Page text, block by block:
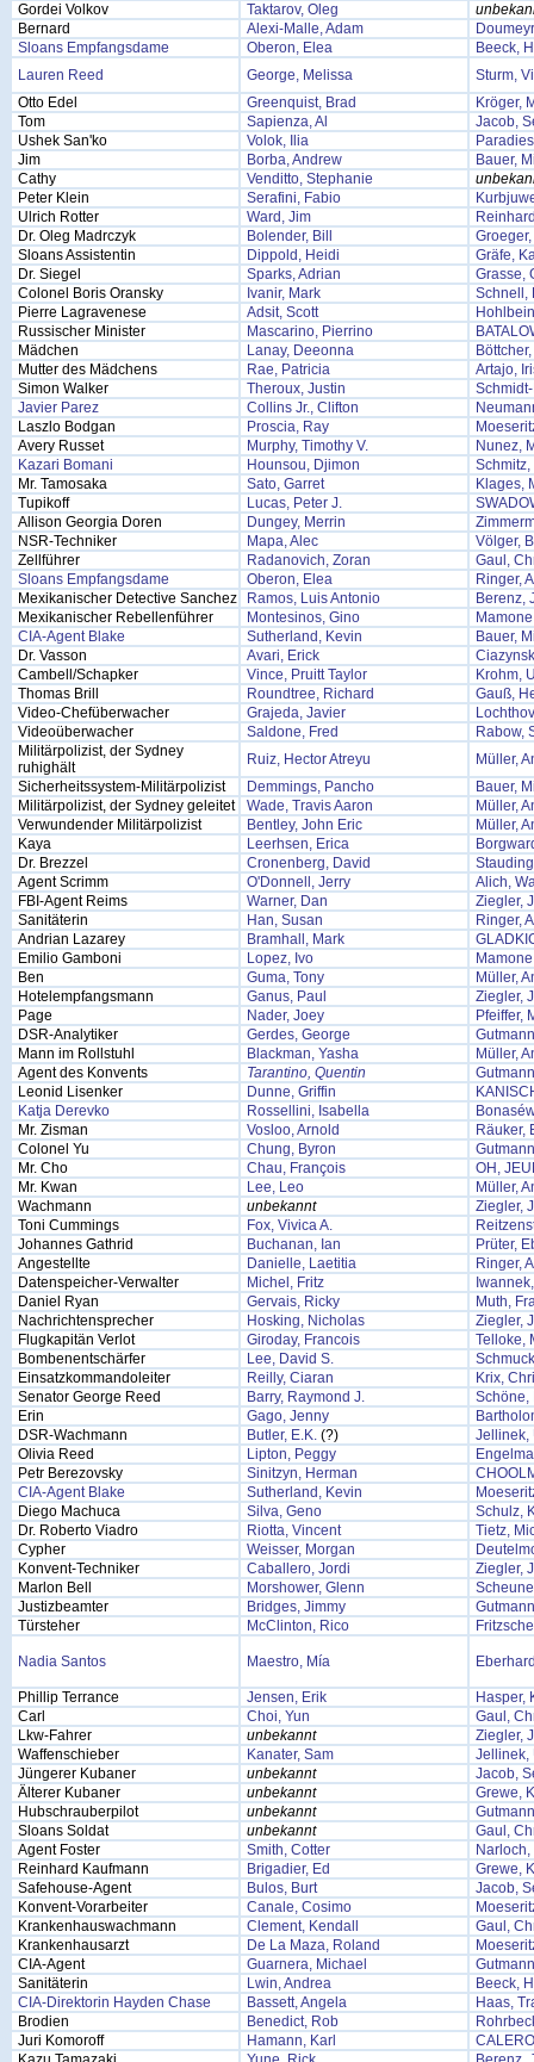
Gordei Volkov
Taktarov, Oleg
Bernard
Alexi-Malle, Adam
Sloans Empfangsdame
Oberon, Elea
Beeck,
Lauren Reed
George, Melissa
Sturm,
Otto Edel
Greenquist, Brad
Kröger,
Tom
Sapienza, Al
Jacob,
Ushek San'ko
Volok, Ilia
Jim
Borba, Andrew
Bauer,
Cathy
Venditto, Stephanie
Peter Klein
Serafini, Fabio
Ulrich Rotter
Ward, Jim
Dr. Oleg Madrczyk
Bolender, Bill
Sloans Assistentin
Dippold, Heidi
Gräfe,
Dr. Siegel
Sparks, Adrian
Grasse,
Colonel Boris Oransky
Ivanir, Mark
Schnell,
Pierre Lagravenese
Adsit, Scott
Russischer Minister
Mascarino, Pierrino
Mädchen
Lanay, Deeonna
Mutter des Mädchens
Rae, Patricia
Artajo,
Simon Walker
Theroux, Justin
Javier Parez
Collins Jr., Clifton
Laszlo Bodgan
Proscia, Ray
Avery Russet
Murphy, Timothy V.
Nunez,
Kazari Bomani
Hounsou, Djimon
Schmitz,
Mr. Tamosaka
Sato, Garret
Klages,
Tupikoff
Lucas, Peter J.
Allison Georgia Doren
Dungey, Merrin
NSR-Techniker
Mapa, Alec
Völger,
Zellführer
Radanovich, Zoran
Gaul,
Sloans Empfangsdame
Oberon, Elea
Ringer,
Mexikanischer Detective Sanchez
Ramos, Luis Antonio
Berenz,
Mexikanischer Rebellenführer
Montesinos, Gino
CIA-Agent Blake
Sutherland, Kevin
Bauer,
Dr. Vasson
Avari, Erick
Cambell/Schapker
Vince, Pruitt Taylor
Krohm,
Thomas Brill
Roundtree, Richard
Gauß,
Video-Chefüberwacher
Grajeda, Javier
Videoüberwacher
Saldone, Fred
Rabow,
Militärpolizist, der Sydney
ruhighält
Ruiz, Hector Atreyu
Müller,
Sicherheitssystem-Militärpolizist
Demmings, Pancho
Bauer,
Militärpolizist, der Sydney geleitet
Wade, Travis Aaron
Müller,
Verwundender Militärpolizist
Bentley, John Eric
Müller,
Kaya
Leerhsen, Erica
Dr. Brezzel
Cronenberg, David
Agent Scrimm
O'Donnell, Jerry
Alich,
FBI-Agent Reims
Warner, Dan
Ziegler,
Sanitäterin
Han, Susan
Ringer,
Andrian Lazarey
Bramhall, Mark
Emilio Gamboni
Lopez, Ivo
Ben
Guma, Tony
Müller,
Hotelempfangsmann
Ganus, Paul
Ziegler,
Page
Nader, Joey
Pfeiffer,
DSR-Analytiker
Gerdes, George
Mann im Rollstuhl
Blackman, Yasha
Müller,
Agent des Konvents
Tarantino, Quentin
Leonid Lisenker
Dunne, Griffin
Katja Derevko
Rossellini, Isabella
Mr. Zisman
Vosloo, Arnold
Räuker,
Colonel Yu
Chung, Byron
Mr. Cho
Chau, François
OH,
Mr. Kwan
Lee, Leo
Müller,
Wachmann
unbekannt
Ziegler,
Toni Cummings
Fox, Vivica A.
Johannes Gathrid
Buchanan, Ian
Prüter,
Angestellte
Danielle, Laetitia
Ringer,
Datenspeicher-Verwalter
Michel, Fritz
Daniel Ryan
Gervais, Ricky
Muth,
Nachrichtensprecher
Hosking, Nicholas
Ziegler,
Flugkapitän Verlot
Giroday, Francois
Telloke,
Bombenentschärfer
Lee, David S.
Einsatzkommandoleiter
Reilly, Ciaran
Krix,
Senator George Reed
Barry, Raymond J.
Schöne,
Erin
Gago, Jenny
DSR-Wachmann
Butler, E.K. (?)
Jellinek,
Olivia Reed
Lipton, Peggy
Petr Berezovsky
Sinitzyn, Herman
CIA-Agent Blake
Sutherland, Kevin
Diego Machuca
Silva, Geno
Schulz,
Dr. Roberto Viadro
Riotta, Vincent
Tietz,
Cypher
Weisser, Morgan
Konvent-Techniker
Caballero, Jordi
Ziegler,
Marlon Bell
Morshower, Glenn
Justizbeamter
Bridges, Jimmy
Türsteher
McClinton, Rico
Nadia Santos Maestro, Mía
Phillip Terrance Jensen, Erik
Hasper,
Carl
Choi, Yun
Gaul,
Lkw-Fahrer
unbekannt
Ziegler,
Waffenschieber
Kanater, Sam
Jellinek,
Jüngerer Kubaner
unbekannt
Jacob,
Älterer Kubaner
unbekannt
Grewe,
Hubschrauberpilot
unbekannt
Sloans Soldat
unbekannt
Gaul,
Agent Foster
Smith, Cotter
Reinhard Kaufmann
Brigadier, Ed
Grewe,
Safehouse-Agent
Bulos, Burt
Jacob,
Konvent-Vorarbeiter
Canale, Cosimo
Krankenhauswachmann
Clement, Kendall
Gaul,
Krankenhausarzt
De La Maza, Roland
CIA-Agent
Guarnera, Michael
Sanitäterin
Lwin, Andrea
Beeck,
CIA-Direktorin Hayden Chase
Bassett, Angela
Haas,
Brodien
Benedict, Rob
Juri Komoroff
Hamann, Karl